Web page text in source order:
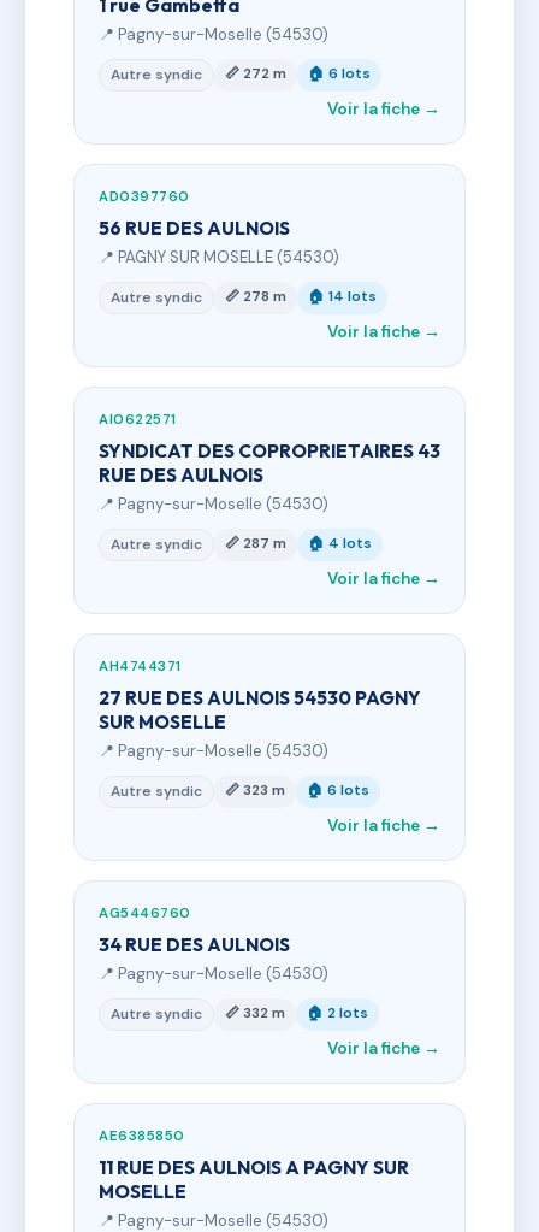
1 rue Gambetta
📍 Pagny-sur-Moselle (54530)
Autre syndic 📏 272 m 🏠 6 lots
Voir la fiche →
AD0397760
56 RUE DES AULNOIS
📍 PAGNY SUR MOSELLE (54530)
Autre syndic 📏 278 m 🏠 14 lots
Voir la fiche →
AI0622571
SYNDICAT DES COPROPRIETAIRES 43
RUE DES AULNOIS
📍 Pagny-sur-Moselle (54530)
Autre syndic 📏 287 m 🏠 4 lots
Voir la fiche →
AH4744371
27 RUE DES AULNOIS 54530 PAGNY
SUR MOSELLE
📍 Pagny-sur-Moselle (54530)
Autre syndic 📏 323 m 🏠 6 lots
Voir la fiche →
AG5446760
34 RUE DES AULNOIS
📍 Pagny-sur-Moselle (54530)
Autre syndic 📏 332 m 🏠 2 lots
Voir la fiche →
AE6385850
11 RUE DES AULNOIS A PAGNY SUR
MOSELLE
📍 Pagny-sur-Moselle (54530)